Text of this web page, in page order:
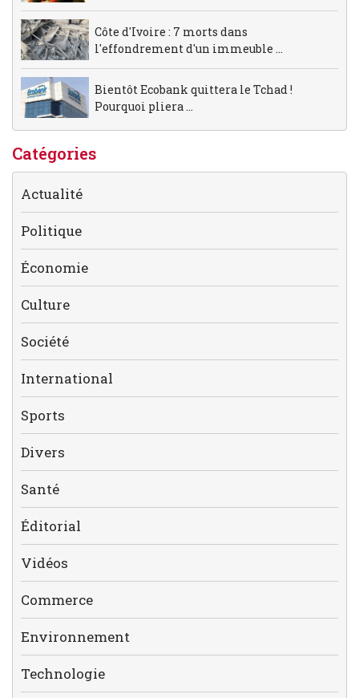
Côte d'Ivoire : 7 morts dans
l'effondrement d'un immeuble ...
Bientôt Ecobank quittera le Tchad !
Pourquoi pliera ...
Catégories
Actualité
Politique
Économie
Culture
Société
International
Sports
Divers
Santé
Éditorial
Vidéos
Commerce
Environnement
Technologie